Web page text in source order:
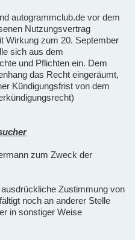
autogrammclub.de vor dem
Nutzungsvertrag
Wirkung zum 20. September
sich aus dem
und Pflichten ein. Dem
das Recht eingeräumt,
Kündigungsfrist von dem
zum Zweck der
Zustimmung von
noch an anderer Stelle
in sonstiger Weise